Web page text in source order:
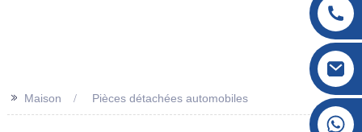
+86 177 8117 4421
>> Maison Pièces détachées automobiles